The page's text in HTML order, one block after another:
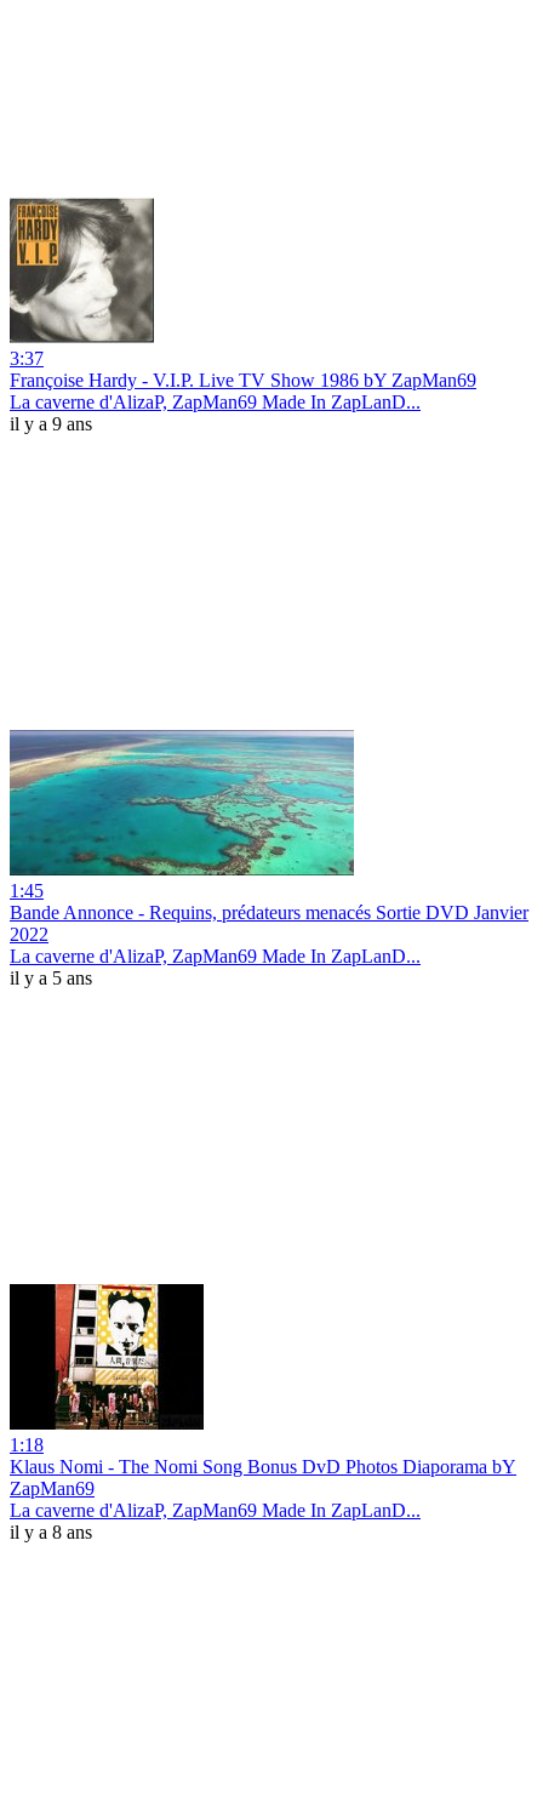
3:37
Françoise Hardy - V.I.P. Live TV Show 1986 bY ZapMan69
La caverne d'AlizaP, ZapMan69 Made In ZapLanD...
il y a 9 ans
1:45
Bande Annonce - Requins, prédateurs menacés Sortie DVD Janvier
2022
La caverne d'AlizaP, ZapMan69 Made In ZapLanD...
il y a 5 ans
1:18
Klaus Nomi - The Nomi Song Bonus DvD Photos Diaporama bY
ZapMan69
La caverne d'AlizaP, ZapMan69 Made In ZapLanD...
il y a 8 ans